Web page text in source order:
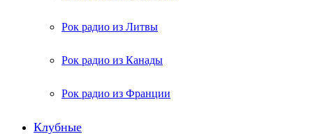
Рок радио из Литвы
Рок радио из Канады
Рок радио из Франции
Клубные